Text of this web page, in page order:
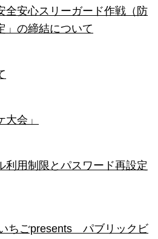
全安心スリーガード作戦（防
」の締結について
会」
利用制限とパスワード再設定
ちごpresents パブリックビ